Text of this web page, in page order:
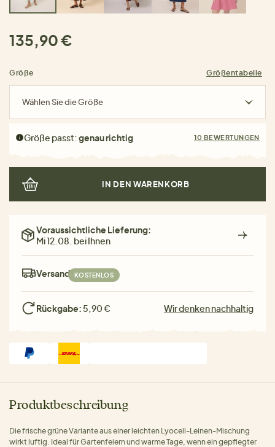
135,90 €
Größe Größentabelle
Wählen Sie die Größe
Größe passt:genau richtig 10 BEWERTUNGEN
IN DEN WARENKORB
Voraussichtliche Lieferung:
Mi 12.08. bei Ihnen
Versand: KOSTENLOS
Rückgabe: 5,90 € Wir denken nachhaltig
Produktbeschreibung
Die frische grüne Variante aus einer leichten Lyocell-Leinen-Mischung
wirkt luftig. Ideal für Gartenfeiern und warme Tage, wenn ein gepflegter